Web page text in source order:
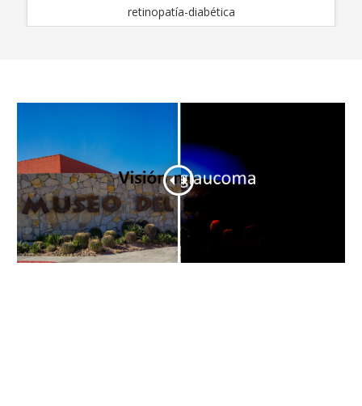
Desgarre de retina